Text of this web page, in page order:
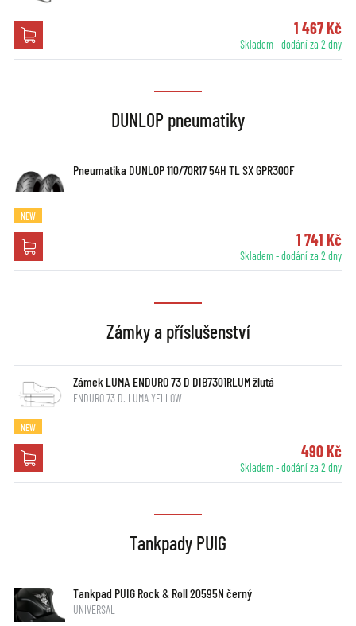
1 467 Kč
Skladem - dodání za 2 dny
DUNLOP pneumatiky
Pneumatika DUNLOP 110/70R17 54H TL SX GPR300F
NEW
1 741 Kč
Skladem - dodání za 2 dny
Zámky a příslušenství
Zámek LUMA ENDURO 73 D DIB7301RLUM žlutá
ENDURO 73 D. LUMA YELLOW
NEW
490 Kč
Skladem - dodání za 2 dny
Tankpady PUIG
Tankpad PUIG Rock & Roll 20595N černý
UNIVERSAL